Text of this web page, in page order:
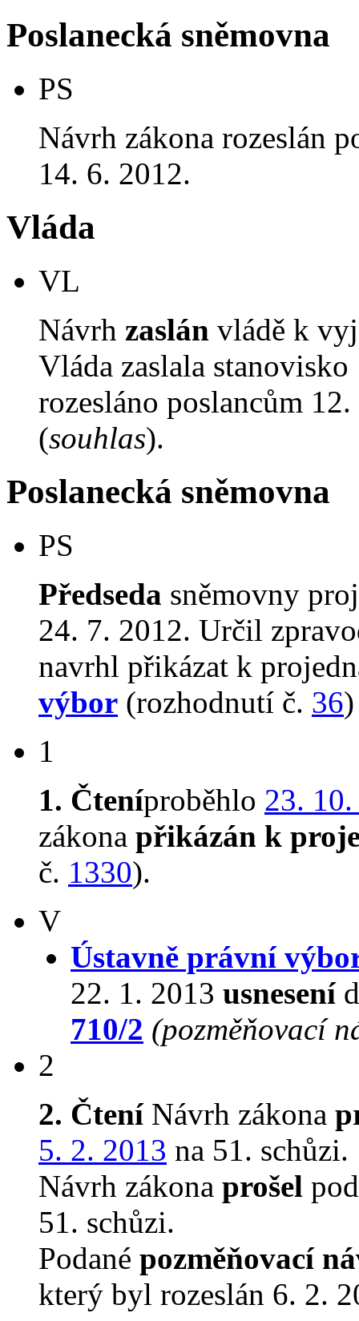
Poslanecká sněmovna
PS
Návrh zákona rozeslán
14. 6. 2012.
Vláda
VL
Návrh zaslán vládě k
Vláda zaslala
rozesláno poslancům
(souhlas).
Poslanecká sněmovna
PS
Předseda sněmovny
24. 7. 2012. Určil
navrhl přikázat k
výbor (rozhodnutí č. 36)
1
1. Čteníproběhlo 23.
zákona přikázán k
č. 1330).
V
Ústavně právní
22. 1. 2013 usnesení
710/2 (pozměňovací
2
2. ČteníNávrh zákona
5. 2. 2013 na 51. schůzi.
Návrh zákona prošel
51. schůzi.
Podané pozměňovací
který byl rozeslán 6. 2.